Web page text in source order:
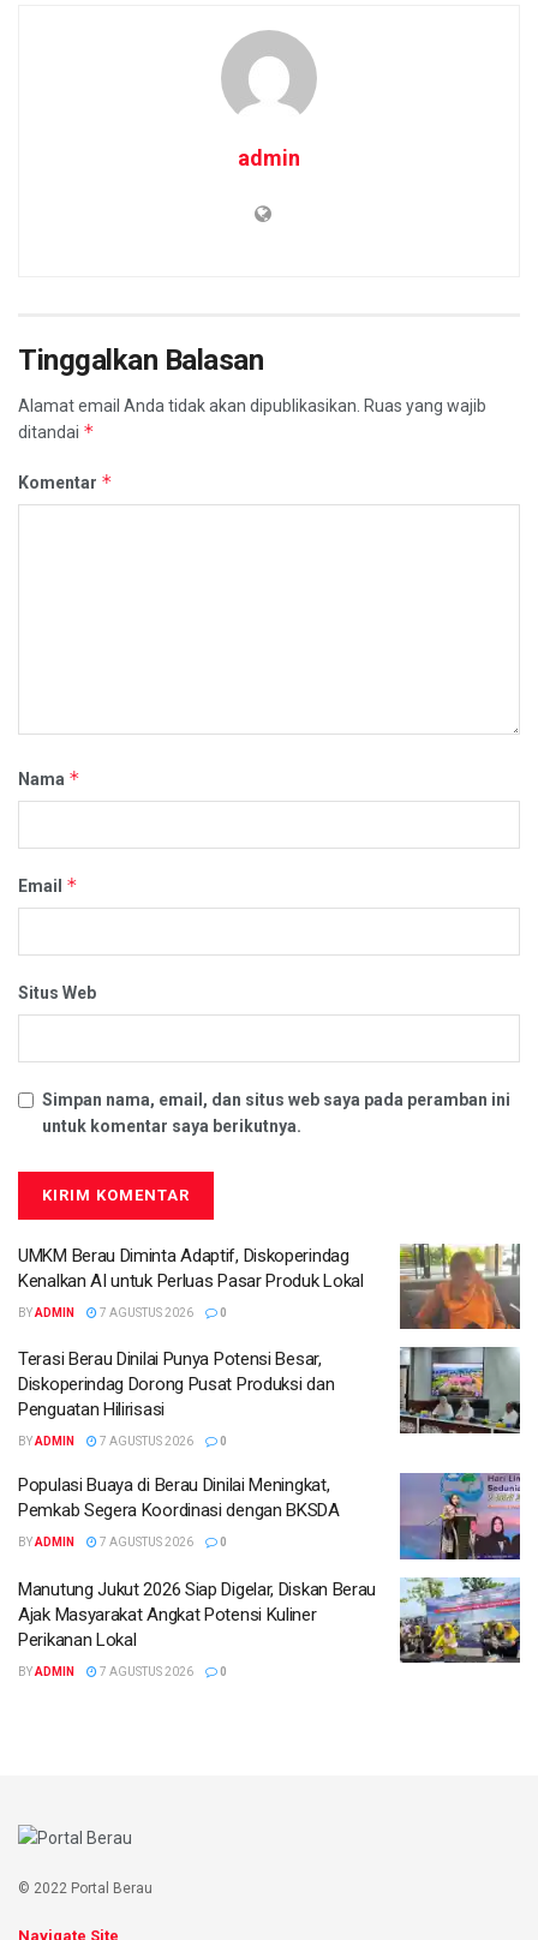
admin
Tinggalkan Balasan
Alamat email Anda tidak akan dipublikasikan. Ruas yang wajib
ditandai *
Komentar *
Nama *
Email *
Situs Web
Simpan nama, email, dan situs web saya pada peramban ini
untuk komentar saya berikutnya.
UMKM Berau Diminta Adaptif, Diskoperindag
Kenalkan AI untuk Perluas Pasar Produk Lokal
BYADMIN 7 AGUSTUS 2026 0
Terasi Berau Dinilai Punya Potensi Besar,
Diskoperindag Dorong Pusat Produksi dan
Penguatan Hilirisasi
BYADMIN 7 AGUSTUS 2026 0
Populasi Buaya di Berau Dinilai Meningkat,
Pemkab Segera Koordinasi dengan BKSDA
BYADMIN 7 AGUSTUS 2026 0
Manutung Jukut 2026 Siap Digelar, Diskan Berau
Ajak Masyarakat Angkat Potensi Kuliner
Perikanan Lokal
BYADMIN 7 AGUSTUS 2026 0
© 2022 Portal Berau
Navigate Site